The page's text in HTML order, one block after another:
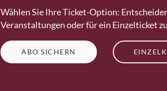
Wählen Sie Ihre Ticket-Option:
Veranstaltungen oder für ein Einzelticket
ABO SICHERN